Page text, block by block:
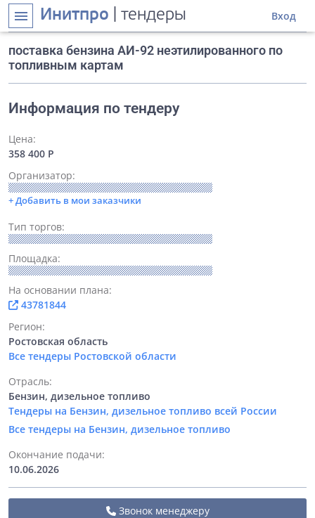
menu Инитпро | тендеры Вход
поставка бензина АИ-92 неэтилированного по
топливным картам
Информация по тендеру
Цена:
358 400 Р
Организатор:
+ Добавить в мои заказчики
Тип торгов:
Площадка:
На основании плана:
43781844
Регион:
Ростовская область
Все тендеры Ростовской области
Отрасль:
Бензин, дизельное топливо
Тендеры на Бензин, дизельное топливо всей России
Все тендеры на Бензин, дизельное топливо
Окончание подачи:
10.06.2026
Звонок менеджеру